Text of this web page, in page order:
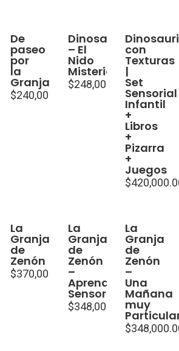
De
paseo
por
la
Granja
$240,000.00
Dinosaurios
– El
Nido
Misterioso
$248,000.00
con
Texturas
|
Set
Sensorial
Infantil
+
Libros
+
Pizarra
+
Juegos
$
La
Granja
de
Zenón
$370,000.00
La
Granja
de
Zenón
–
Aprendizaje
Sensorial
$348,000.00
La
Granja
de
Zenón
–
Una
Mañana
muy
$